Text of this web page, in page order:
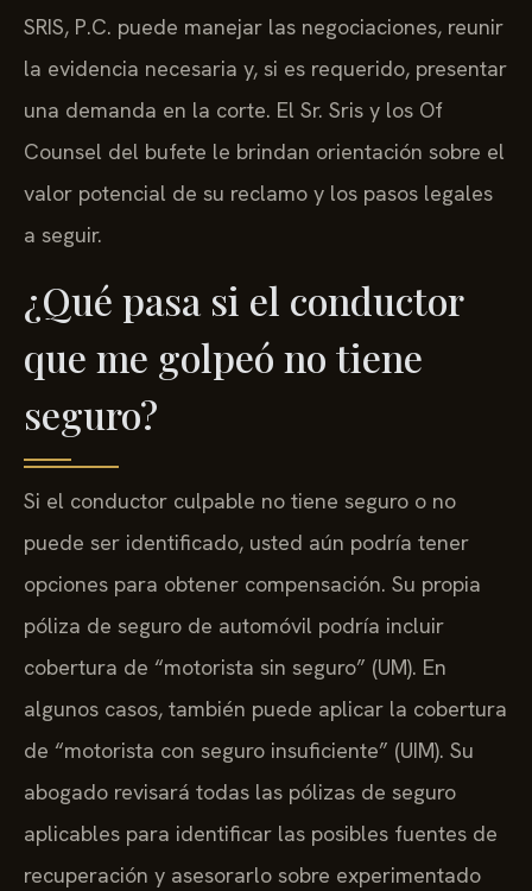
SRIS, P.C. puede manejar las negociaciones, reunir
la evidencia necesaria y, si es requerido, presentar
una demanda en la corte. El Sr. Sris y los Of
Counsel del bufete le brindan orientación sobre el
valor potencial de su reclamo y los pasos legales
a seguir.
¿Qué pasa si el conductor
que me golpeó no tiene
seguro?
Si el conductor culpable no tiene seguro o no
puede ser identificado, usted aún podría tener
opciones para obtener compensación. Su propia
póliza de seguro de automóvil podría incluir
cobertura de “motorista sin seguro” (UM). En
algunos casos, también puede aplicar la cobertura
de “motorista con seguro insuficiente” (UIM). Su
abogado revisará todas las pólizas de seguro
aplicables para identificar las posibles fuentes de
recuperación y asesorarlo sobre experimentado